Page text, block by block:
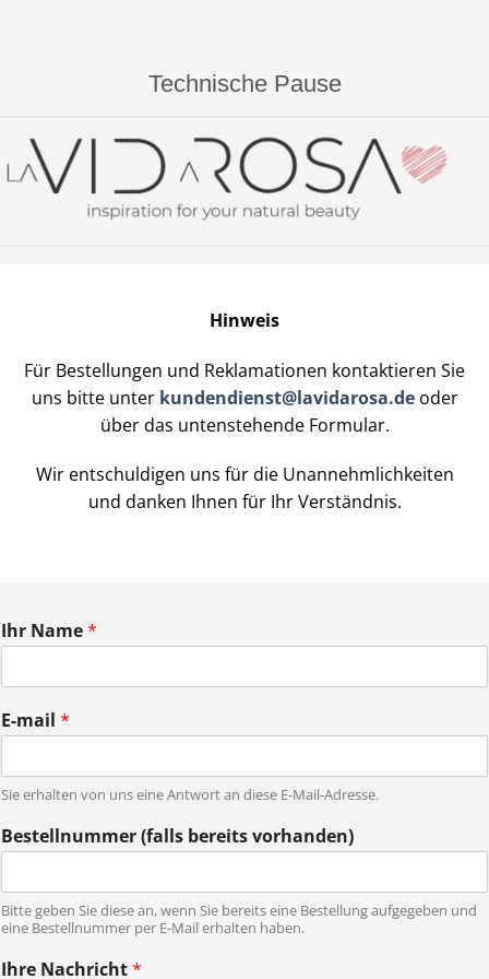
Technische Pause
Hinweis
Für Bestellungen und Reklamationen kontaktieren Sie
uns bitte unter kundendienst@lavidarosa.deoder
über das untenstehende Formular.
Wir entschuldigen uns für die Unannehmlichkeiten
und danken Ihnen für Ihr Verständnis.
Ihr Name*
E-mail *
Sie erhalten von uns eine Antwort an diese E-Mail-Adresse.
Bestellnummer (falls bereits vorhanden)
Bitte geben Sie diese an, wenn Sie bereits eine Bestellung aufgegeben und
eine Bestellnummer per E-Mail erhalten haben.
N
Ihre Nachricht*